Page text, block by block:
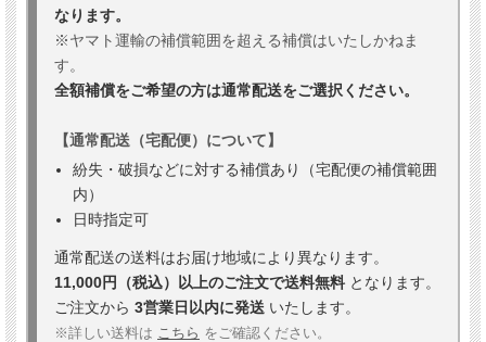
なります。
※ヤマト運輸の補償範囲を超える補償はいたしかねま
す。
全額補償をご希望の方は通常配送をご選択ください。
【通常配送（宅配便）について】
紛失・破損などに対する補償あり（宅配便の補償範囲
内）
日時指定可
通常配送の送料はお届け地域により異なります。
11,000円（税込）以上のご注文で送料無料 となります。
ご注文から 3営業日以内に発送 いたします。
※詳しい送料は こちら をご確認ください。